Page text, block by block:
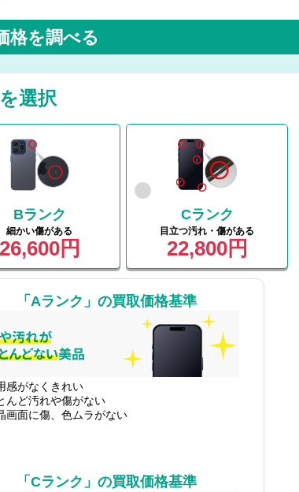
格を調べる
選択
Bランク
細かい傷がある
26,600円
Cランク
目立つ汚れ・傷がある
22,800円
「Aランク」 の買取価格基準
感がなくきれい
んど汚れや傷がない
画面に傷、色ムラがない
「Cランク」 の買取価格基準